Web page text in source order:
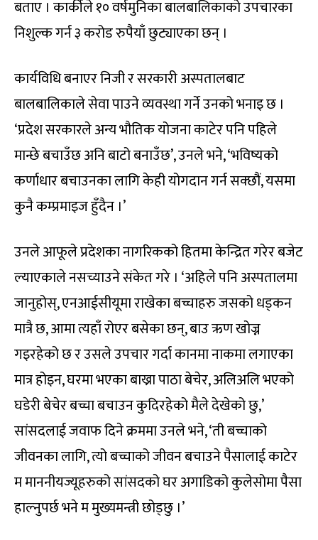
बताए । कार्कीले १० वर्षमुनिका बालबालिकाको उपचारका
निशुल्क गर्न ३ करोड रुपैयाँ छुट्याएका छन् ।
कार्यविधि बनाएर निजी र सरकारी अस्पतालबाट
बालबालिकाले सेवा पाउने व्यवस्था गर्ने उनको भनाइ छ ।
‘प्रदेश सरकारले अन्य भौतिक योजना काटेर पनि पहिले
मान्छे बचाउँछ अनि बाटो बनाउँछ’, उनले भने, ‘भविष्यको
कर्णाधार बचाउनका लागि केही योगदान गर्न सक्छौं, यसमा
कुनै कम्प्रमाइज हुँदैन ।’
उनले आफूले प्रदेशका नागरिकको हितमा केन्द्रित गरेर बजेट
ल्याएकाले नसच्याउने संकेत गरे । ‘अहिले पनि अस्पतालमा
जानुहोस्, एनआईसीयूमा राखेका बच्चाहरु जसको धड्कन
मात्रै छ, आमा त्यहाँ रोएर बसेका छन्, बाउ ऋण खोज्न
गइरहेको छ र उसले उपचार गर्दा कानमा नाकमा लगाएका
मात्र होइन, घरमा भएका बाख्रा पाठा बेचेर, अलिअलि भएको
घडेरी बेचेर बच्चा बचाउन कुदिरहेको मैले देखेको छु,’
सांसदलाई जवाफ दिने क्रममा उनले भने, ‘ती बच्चाको
जीवनका लागि, त्यो बच्चाको जीवन बचाउने पैसालाई काटेर
म माननीयज्यूहरुको सांसदको घर अगाडिको कुलेसोमा पैसा
हाल्नुपर्छ भने म मुख्यमन्त्री छोड्छु ।’